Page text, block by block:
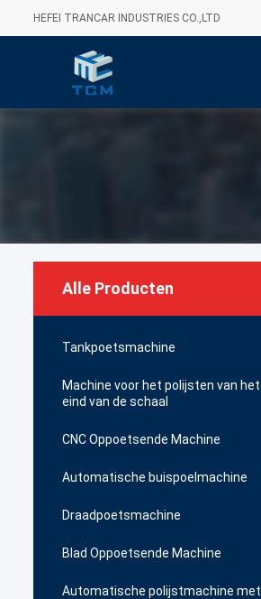
HEFEI TRANCAR INDUSTRIES CO.,LTD
Alle Producten
Tankpoetsmachine
Machine voor het polijsten van het
eind van de schaal
CNC Oppoetsende Machine
Automatische buispoelmachine
Draadpoetsmachine
Blad Oppoetsende Machine
Automatische polijstmachine met